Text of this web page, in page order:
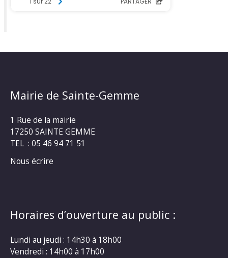
Mairie de Sainte-Gemme
1 Rue de la mairie
17250 SAINTE GEMME
TEL : 05 46 94 71 51
Nous écrire
Horaires d’ouverture au public :
Lundi au jeudi : 14h30 à 18h00
Vendredi : 14h00 à 17h00